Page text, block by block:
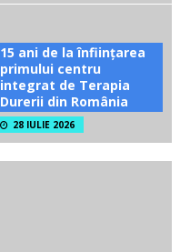
15 ani de la înființarea
primului centru
integrat de Terapia
Durerii din România
28 IULIE 2026